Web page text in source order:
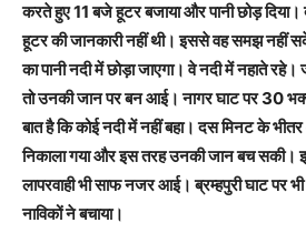
करते हुए 11 बजे हूटर बजाया और पानी छोड़
हूटर की जानकारी नहीं थी। इससे वह समझ नहीं
का पानी नदी में छोड़ा जाएगा। वे नदी में नहाते
तो उनकी जान पर बन आई। नागर घाट पर 30
बात है कि कोई नदी में नहीं बहा। दस मिनट के
निकाला गया और इस तरह उनकी जान बच सकी।
लापरवाही भी साफ नजर आई। ब्रम्हपुरी घाट पर
नाविकों ने बचाया।